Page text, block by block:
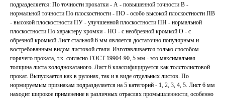
подразделяется: По точности прокатки - А - повышенной точности В -
нормальной точности По плоскостности - ПО - особо высокой плоскостности ПВ
- высокой плоскостности ПУ - улучшенной плоскостности ПН - нормальной
плоскостности По характеру кромки - НО - с необрезной кромкой О - с
обрезной кромкой Лист стальной 6 мм является достаточно популярным и
востребованным видом листовой стали. Изготавливается только способом
горячего проката, т.к. согласно ГОСТ 19904-90, 5 мм - это максимальная
толщина листа холоднокатаного. Лист 6 классифицируется как толстолистовой
прокат. Выпускается как в рулонах, так и в виде отдельных листов. По
нормируемым признакам подразделяется на 5 категорий - 1, 2, 3, 4, 5. Лист 6 мм
находит широкое применение в различных отраслях промышленности, особенно